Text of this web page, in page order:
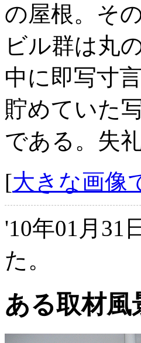
の屋根。そ
ビル群は丸
中に即写寸
貯めていた
である。失礼
[大きな画像
'10年01月31
た。
ある取材風